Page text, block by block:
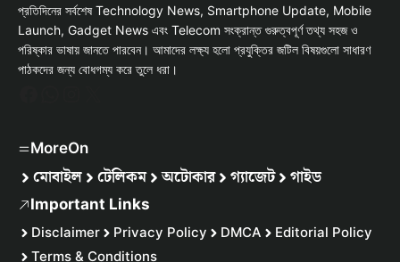
প্রতিদিনের সর্বশেষ Technology News, Smartphone Update, Mobile
Launch, Gadget News এবং Telecom সংক্রান্ত গুরুত্বপূর্ণ তথ্য সহজ ও
পরিষ্কার ভাষায় জানতে পারবেন। আমাদের লক্ষ্য হলো প্রযুক্তির জটিল বিষয়গুলো সাধারণ
পাঠকদের জন্য বোধগম্য করে তুলে ধরা।
MoreOn
মোবাইল টেলিকম অটোকার গ্যাজেট গাইড
Important Links
Disclaimer Privacy Policy DMCA
Editorial Policy
Terms & Conditions